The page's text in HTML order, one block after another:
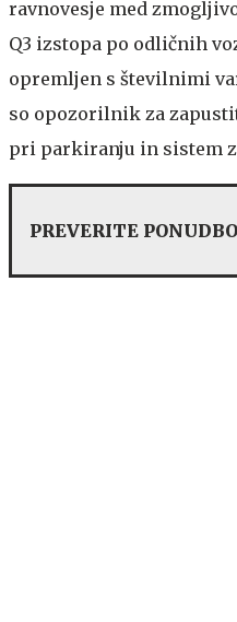
ravnovesje med
Q3 izstopa po odličnih
opremljen s številnimi
so opozorilnik za
pri parkiranju in sistem
PREVERITE